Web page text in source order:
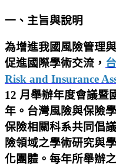
一、主旨與說明
為增進我國風險管理
促進國際學術交流，
Risk and Insurance
12 月舉辦年度會議暨
年。台灣風險與保險
保險相關科系共同倡
險領域之學術研究與
化團體。每年所舉辦